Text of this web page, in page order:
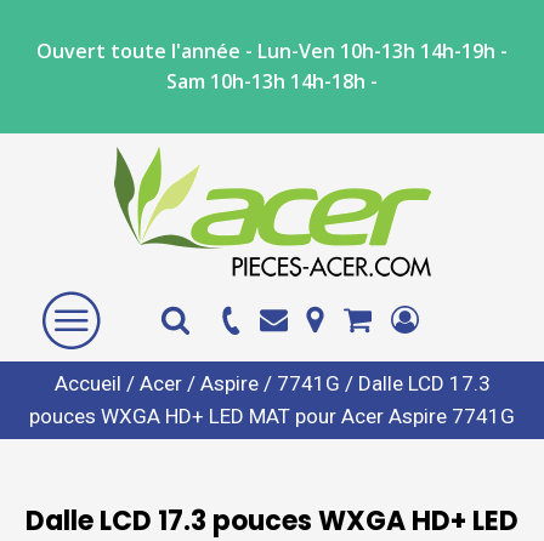
Ouvert toute l'année - Lun-Ven 10h-13h 14h-19h -
Sam 10h-13h 14h-18h -
Accueil / Acer/ Aspire/ 7741G / Dalle LCD 17.3
pouces WXGA HD+ LED MAT pour Acer Aspire 7741G
Dalle LCD 17.3 pouces WXGA HD+ LED